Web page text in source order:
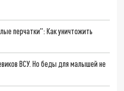
перчатки": Как уничтожить
ВСУ. Но беды для малышей не